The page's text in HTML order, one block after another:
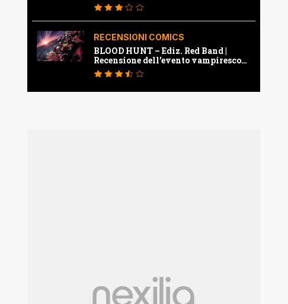
RECENSIONI COMICS
BLOOD HUNT – Ediz. Red Band |
Recensione dell’evento vampiresco
della Marvel